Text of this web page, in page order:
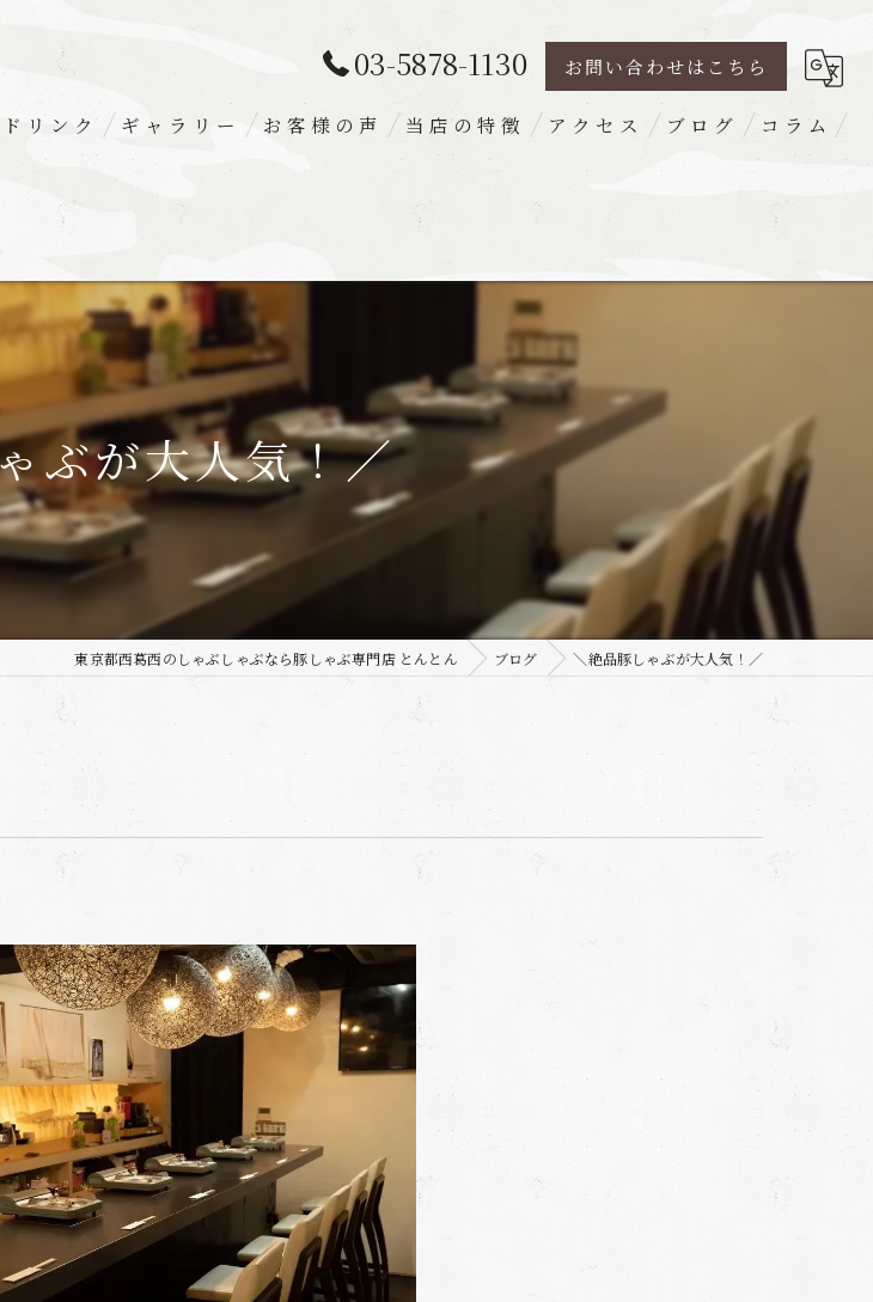
03-5878-1130 お問い合わせはこちら
ドリンク ギャラリー お客様の声 当店の特徴
豚肉
宴会
梅出汁
アクセス ブログ コラム
ぶが大人気！／
東京都西葛西のしゃぶしゃぶなら豚しゃぶ専門店 とんとん ブログ ＼絶品豚しゃぶが大人気！／